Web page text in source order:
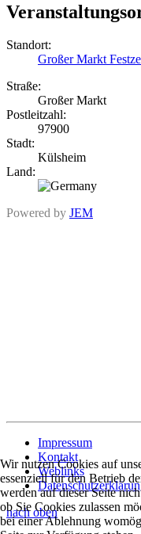
Standort:
Großer Markt
Straße:
Großer Markt
Postleitzahl:
97900
Stadt:
Külsheim
Land:
Powered by JEM
Impressum
Kontakt
Weblinks
nach oben
Wir nutzen Cookies auf
essenziell für den Betrieb
werden auf dieser Seite
ob Sie Cookies zulassen
bei einer Ablehnung